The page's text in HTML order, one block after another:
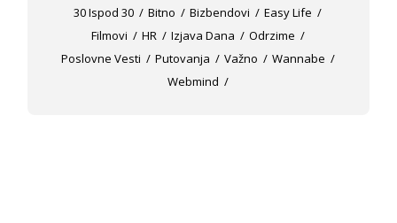
30 Ispod 30 Bitno Bizbendovi
Easy Life
Filmovi
HR Izjava Dana
Odrzime
Poslovne Vesti
Putovanja Važno
Wannabe
Webmind